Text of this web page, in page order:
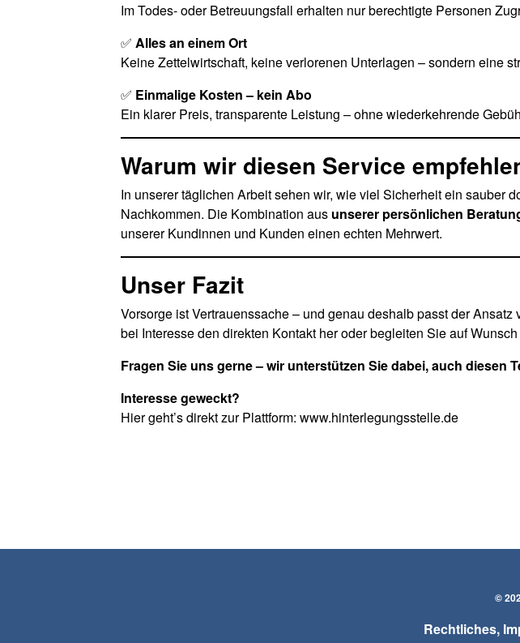
Im Todes- oder Betreuungsfall erhalten nur berechtigte Personen
✅Alles an einem Ort
Keine Zettelwirtschaft, keine verlorenen Unterlagen – sondern eine
✅ Einmalige Kosten – kein Abo
Ein klarer Preis, transparente Leistung – ohne wiederkehrende
Warum wir diesen Service
In unserer täglichen Arbeit sehen wir, wie viel Sicherheit ein sauber
Nachkommen. Die Kombination aus unserer persönlichen
unserer Kundinnen und Kunden einen echten Mehrwert.
Unser Fazit
Vorsorge ist Vertrauenssache – und genau deshalb passt der
bei Interesse den direkten Kontakt her oder begleiten Sie auf
Fragen Sie uns gerne – wir unterstützen Sie dabei, auch diesen
Interesse geweckt?
Hier geht’s direkt zur Plattform: www.hinterlegungsstelle.de
©
Rechtliches,